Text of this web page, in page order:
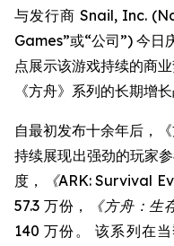
与发行商 Snail, Inc.
Games”或“公司”) 今日
点展示该游戏持续的商
《方舟》系列的长期增长
自最初发布十余年后，
持续展现出强劲的玩家
度，
《ARK: Survival
57.3 万份，
《方舟：生
140 万份。 该系列在